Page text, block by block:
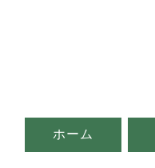
ホーム